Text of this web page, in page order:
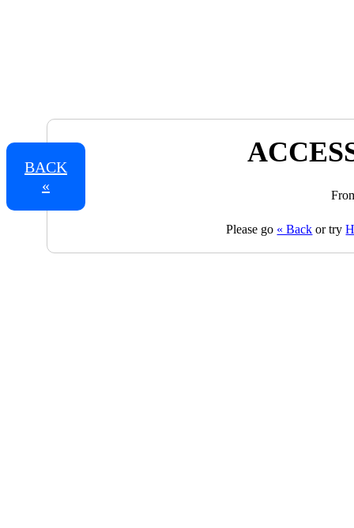
BACK
«
Please go « Back or try